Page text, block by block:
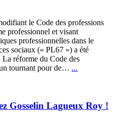
le Code des professions
professionnel et visant
professionnelles dans le
sociaux (« PL67 ») a été
réforme du Code des
tournant pour de… ...
Gosselin Lagueux Roy !